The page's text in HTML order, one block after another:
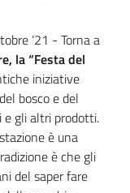
‘21 - Torna a
la “Festa del
iniziative
bosco e del
e gli altri prodotti.
è una
è che gli
del saper fare